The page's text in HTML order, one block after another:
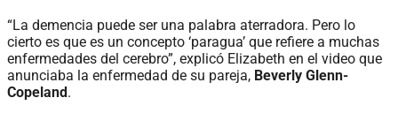
“La demencia puede ser una palabra aterradora. Pero lo
cierto es que es un concepto ‘paragua’ que refiere a muchas
enfermedades del cerebro”, explicó Elizabeth en el video que
anunciaba la enfermedad de su pareja, Beverly Glenn-
Copeland.